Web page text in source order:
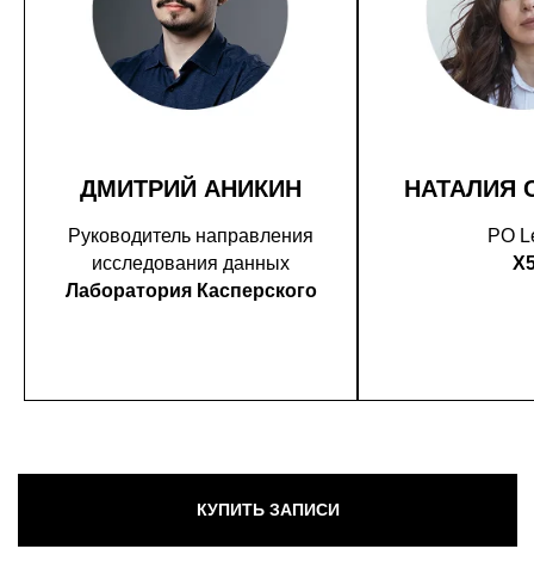
ДМИТРИЙ АНИКИН
Руководитель направления
исследования данных
Лаборатория Касперского
НАТАЛИЯ
PO